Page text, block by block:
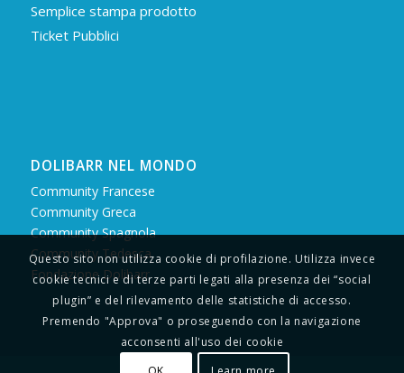
Semplice stampa prodotto
Ticket Pubblici
DOLIBARR NEL MONDO
Community Francese
Community Greca
Community Spagnola
Community Tedesca
Fondazione Dolibarr
Questo sito non utilizza cookie di profilazione. Utilizza invece
cookie tecnici e di terze parti legati alla presenza dei “social
plugin” e del rilevamento delle statistiche di accesso.
Premendo "Approva" o proseguendo con la navigazione
acconsenti all'uso dei cookie